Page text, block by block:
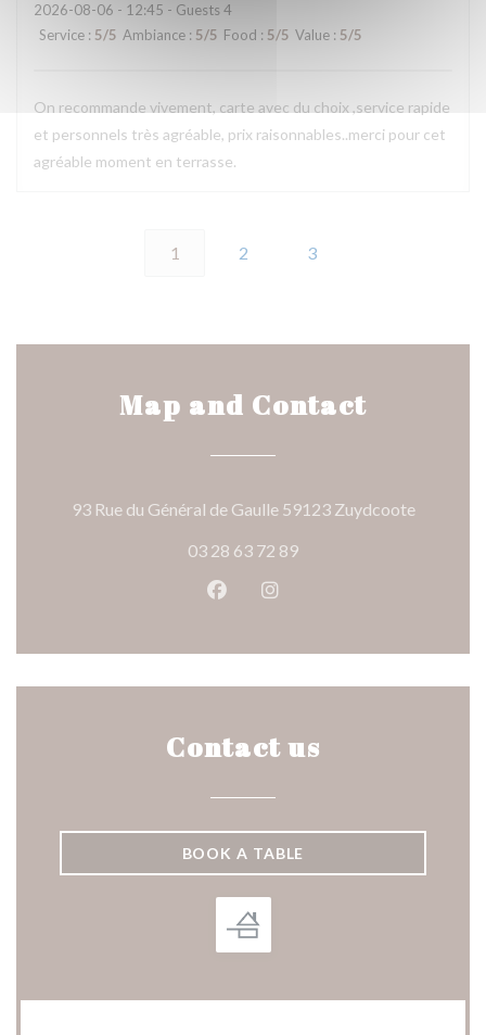
2026-08-06 - 12:45 - Guests 4
Service : 5/5 Ambiance : 5/5 Food : 5/5 Value : 5/5
On recommande vivement, carte avec du choix ,service rapide
et personnels très agréable, prix raisonnables..merci pour cet
agréable moment en terrasse.
1 2 3
Map and Contact
93 Rue du Général de Gaulle 59123 Zuydcoote((opens
03 28 63 72 89
Facebook ((opens in a new
Instagram ((opens in a
Contact us
BOOK A TABLE